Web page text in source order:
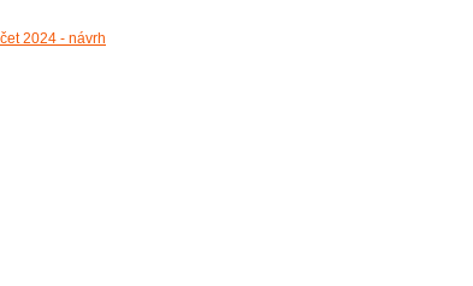
2024 - návrh